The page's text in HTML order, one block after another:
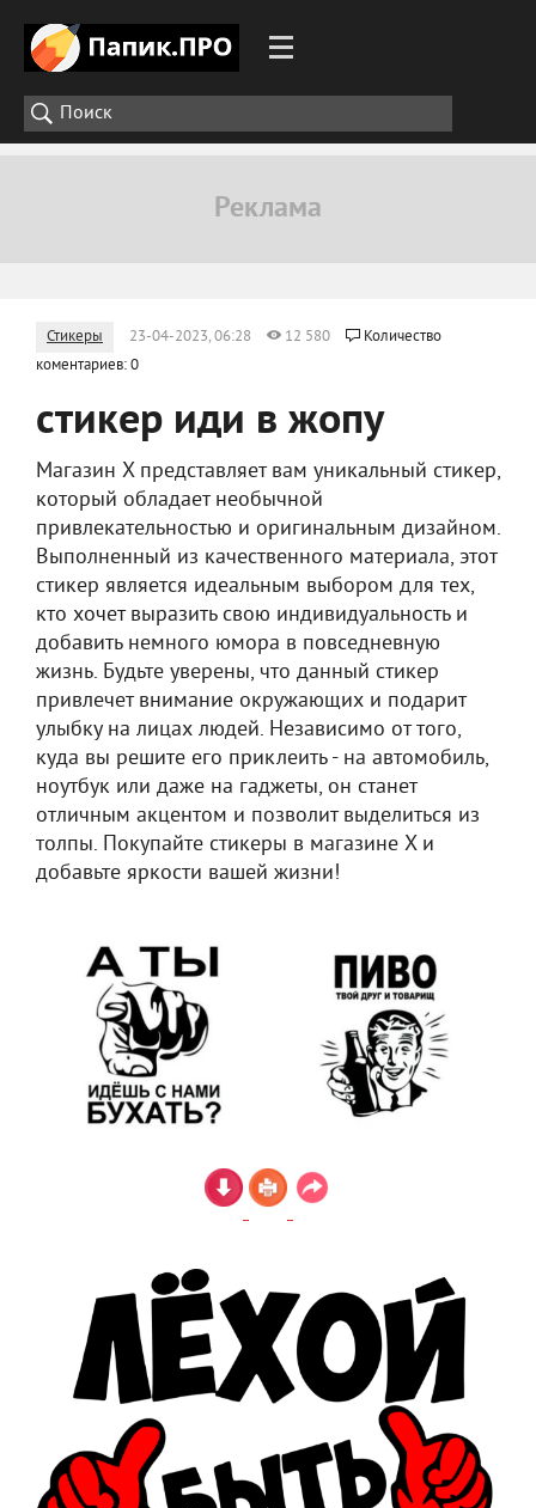
Стикеры 23-04-2023, 06:28 12 580
Количество
коментариев: 0
стикер иди в жопу
Магазин X представляет вам уникальный стикер,
который обладает необычной
привлекательностью и оригинальным дизайном.
Выполненный из качественного материала, этот
стикер является идеальным выбором для тех,
кто хочет выразить свою индивидуальность и
добавить немного юмора в повседневную
жизнь. Будьте уверены, что данный стикер
привлечет внимание окружающих и подарит
улыбку на лицах людей. Независимо от того,
куда вы решите его приклеить - на автомобиль,
ноутбук или даже на гаджеты, он станет
отличным акцентом и позволит выделиться из
толпы. Покупайте стикеры в магазине X и
добавьте яркости вашей жизни!